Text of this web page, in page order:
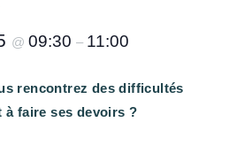
@09:30– 11:00
rencontrez des difficultés
faire ses devoirs ?